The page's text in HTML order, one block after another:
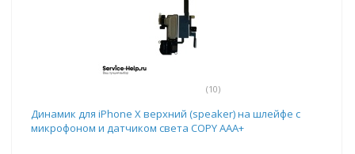
(10)
Динамик для iPhone Х верхний (speaker) на шлейфе с
микрофоном и датчиком света COPY AAA+